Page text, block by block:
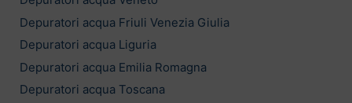
Depuratori acqua Friuli Venezia Giulia
Depuratori acqua Liguria
Depuratori acqua Emilia Romagna
Depuratori acqua Toscana